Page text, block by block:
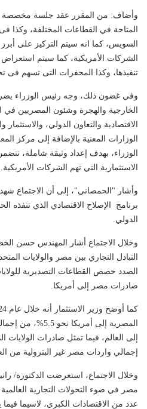
وأضاف: من المقرر عقد جلسة مخصصة
المتاحة في القطاعات المختلفة، وكذا فى
السويس، كما انه سيتم التركيز على أبرز
الشركات الأمريكية، كما سيتم استعراض
تنفيذها، وكذا المحفزات التى تسهم فى
وفي غضون ذلك، وجه رئيس الوزراء
الخارجية والهجرة وشئون المصريين في
الاقتصادية والتعاون الدولي، والاستثمار
الوزارات المعنية بالإضافة إلى مركز
الوزراء، بهدف إعداد وثيقة شاملة،
الاستثمارية التي تهم الشركات الأمريكية.
وأشار "الحمصاني"، إلى أن الاجتماع
برنامج الإصلاح الاقتصادي الذي تنفذه
الدولي.
وخلال الاجتماع أشار المهندس حسن
التبادل التجاري بين مصر والولايات
الصدد حصص القطاعات التصديرية
صادرات مصر إلى أمريكا.
المصرية إلى
إجمالي واردات مصر غير البترولية من
وخلال الاجتماع، استعرضت الدكتورة/
مصر في ضوء التحولات التجارية
عدد من الاقتصادات الكبرى، لاسيما